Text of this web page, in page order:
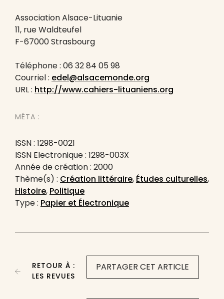
Association Alsace-Lituanie
11, rue Waldteufel
F-67000 Strasbourg
Téléphone : 06 32 84 05 98
Courriel : edel@alsacemonde.org
URL : http://www.cahiers-lituaniens.org
MÉTA :
ISSN : 1298-0021
ISSN Electronique : 1298-003X
Année de création : 2000
Thème(s) : Création littéraire, Études culturelles,
Histoire, Politique
Type : Papier et Électronique
PARTAGER CET ARTICLE
RETOUR À :
LES REVUES